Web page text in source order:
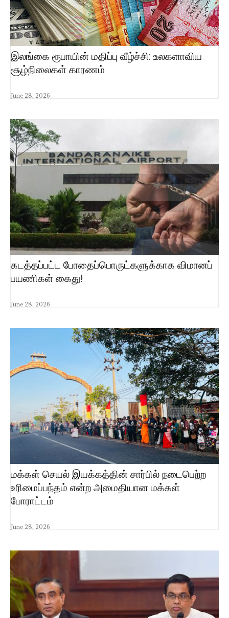
இலங்கை ரூபாயின் மதிப்பு வீழ்ச்சி: உலகளாவிய
சூழ்நிலைகள் காரணம்
June 28, 2026
கடத்தப்பட்ட போதைப்பொருட்களுக்காக விமானப்
பயணிகள் கைது!
June 28, 2026
மக்கள் செயல் இயக்கத்தின் சார்பில் நடைபெற்ற
உரிமைப்பந்தம் என்ற அமைதியான மக்கள்
போராட்டம்
June 28, 2026